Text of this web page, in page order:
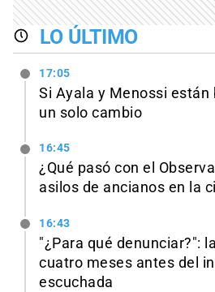
LO ÚLTIMO
17:05
Si Ayala y Menossi están
un solo cambio
16:45
¿Qué pasó con el
asilos de ancianos en la
16:43
"¿Para qué denunciar?":
cuatro meses antes del
escuchada